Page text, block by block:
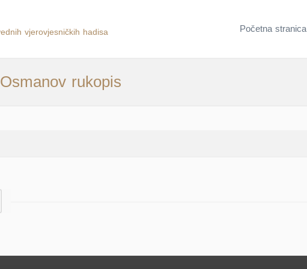
Početna stranica
Osmanov rukopis